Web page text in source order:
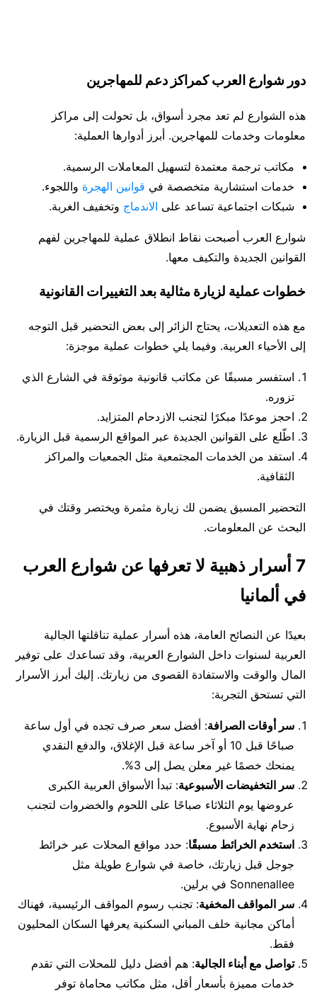
دور شوارع العرب كمراكز دعم للمهاجرين
هذه الشوارع لم تعد مجرد أسواق، بل تحولت إلى مراكز
معلومات وخدمات للمهاجرين. أبرز أدوارها العملية:
مكاتب ترجمة معتمدة لتسهيل المعاملات الرسمية.
خدمات استشارية متخصصة في قوانين الهجرة واللجوء.
شبكات اجتماعية تساعد على الاندماج وتخفيف الغربة.
شوارع العرب أصبحت نقاط انطلاق عملية للمهاجرين لفهم
القوانين الجديدة والتكيف معها.
خطوات عملية لزيارة مثالية بعد التغييرات القانونية
مع هذه التعديلات، يحتاج الزائر إلى بعض التحضير قبل التوجه
إلى الأحياء العربية. وفيما يلي خطوات عملية موجزة:
استفسر مسبقًا عن مكاتب قانونية موثوقة في الشارع الذي
تزوره.
احجز موعدًا مبكرًا لتجنب الازدحام المتزايد.
اطّلع على القوانين الجديدة عبر المواقع الرسمية قبل الزيارة.
استفد من الخدمات المجتمعية مثل الجمعيات والمراكز
الثقافية.
التحضير المسبق يضمن لك زيارة مثمرة ويختصر وقتك في
البحث عن المعلومات.
7 أسرار ذهبية لا تعرفها عن شوارع العرب
في ألمانيا
بعيدًا عن النصائح العامة، هذه أسرار عملية تناقلتها الجالية
العربية لسنوات داخل الشوارع العربية، وقد تساعدك على توفير
المال والوقت والاستفادة القصوى من زيارتك. إليك أبرز الأسرار
التي تستحق التجربة:
سر أوقات الصرافة: أفضل سعر صرف تجده في أول ساعة
صباحًا قبل 10 أو آخر ساعة قبل الإغلاق، والدفع النقدي
يمنحك خصمًا غير معلن يصل إلى 3%.
سر التخفيضات الأسبوعية: تبدأ الأسواق العربية الكبرى
عروضها يوم الثلاثاء صباحًا على اللحوم والخضروات لتجنب
زحام نهاية الأسبوع.
استخدم الخرائط مسبقًا: حدد مواقع المحلات عبر خرائط
جوجل قبل زيارتك، خاصة في شوارع طويلة مثل
Sonnenallee في برلين.
سر المواقف المخفية: تجنب رسوم المواقف الرئيسية، فهناك
أماكن مجانية خلف المباني السكنية يعرفها السكان المحليون
فقط.
تواصل مع أبناء الجالية: هم أفضل دليل للمحلات التي تقدم
خدمات مميزة بأسعار أقل، مثل مكاتب محاماة توفر